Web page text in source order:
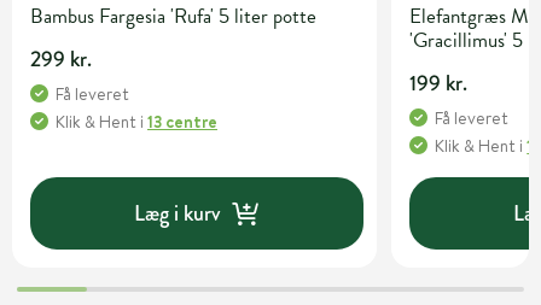
Bambus Fargesia 'Rufa' 5 liter potte
299 kr.
Få leveret
Klik & Hent i 13 centre
Læg i kurv
Elefantgræs
'Gracillimus' 5
199 kr.
Få leveret
Klik & Hent i